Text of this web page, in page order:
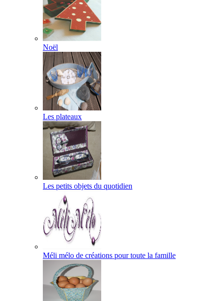
Noël
Les plateaux
Les petits objets du quotidien
Méli mélo de créations pour toute la famille